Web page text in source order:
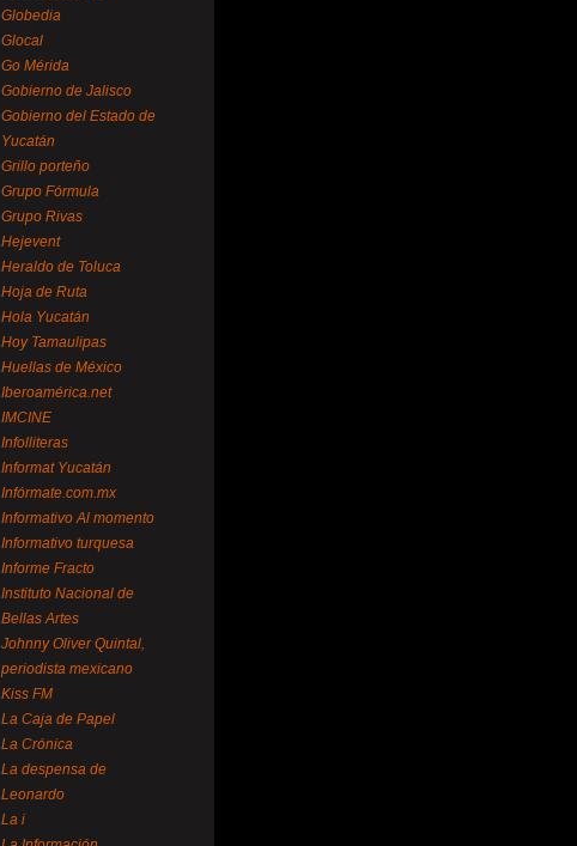
Globedia
Glocal
Go Mérida
Gobierno de Jalisco
Gobierno del Estado de
Yucatán
Grillo porteño
Grupo Fórmula
Grupo Rivas
Hejevent
Heraldo de Toluca
Hoja de Ruta
Hola Yucatán
Hoy Tamaulipas
Huellas de México
Iberoamérica.net
IMCINE
Infolliteras
Informat Yucatán
Infórmate.com.mx
Informativo Al momento
Informativo turquesa
Informe Fracto
Instituto Nacional de
Bellas Artes
Johnny Oliver Quintal,
periodista mexicano
Kiss FM
La Caja de Papel
La Crónica
La despensa de
Leonardo
La i